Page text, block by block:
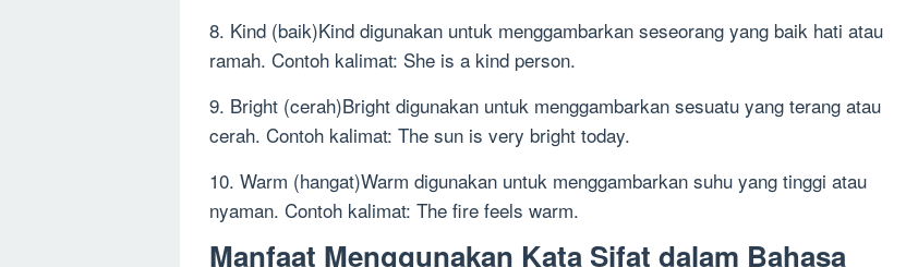
8. Kind (baik)Kind digunakan untuk menggambarkan seseorang yang baik hati atau
ramah. Contoh kalimat: She is a kind person.
9. Bright (cerah)Bright digunakan untuk menggambarkan sesuatu yang terang atau
cerah. Contoh kalimat: The sun is very bright today.
10. Warm (hangat)Warm digunakan untuk menggambarkan suhu yang tinggi atau
nyaman. Contoh kalimat: The fire feels warm.
Manfaat Menggunakan Kata Sifat dalam Bahasa